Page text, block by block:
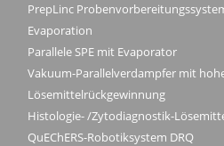
PrepLinc Probenvorbereitungssystem
Evaporation
Parallele SPE mit Evaporator
Vakuum-Parallelverdampfer mit
Lösemittelrückgewinnung
Histologie- /Zytodiagnostik-
QuEChERS-Robotiksystem DRQ